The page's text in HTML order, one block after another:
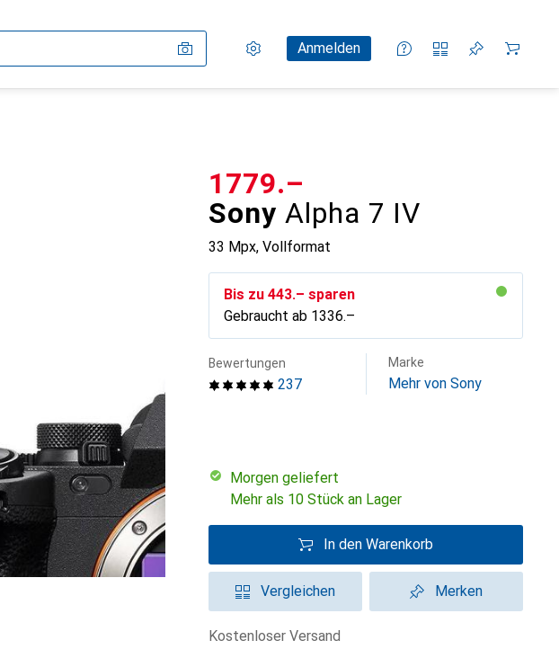
Einstellungen
KundenkontoAnmelden
Vergleichslisten
Merklisten
Warenkorb
Sony Alpha 7 IV
33 Mpx, Vollformat
CHF
1779.–
Bis zu CHF
443.– sparen
Gebraucht ab CHF
1336.–
237
Bewertungen Marke
Mehr von Sony
morgen geliefert
Mehr als 10 Stück an Lager
In den Warenkorb
Vergleichen Merken
kostenloser Versand